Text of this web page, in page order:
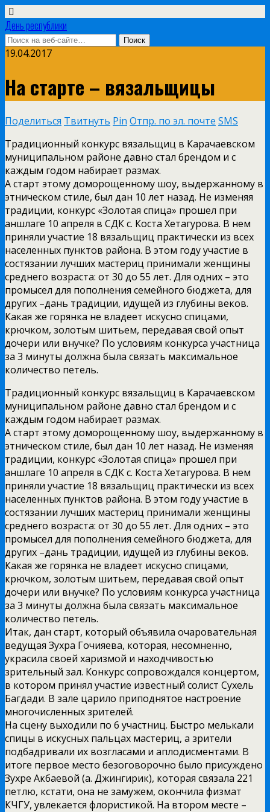
День республики
19.04.2017
На старте – вязальщицы
Поделиться Твитнуть Pin Отпр. по эл. почте SMS
Традиционный конкурс вязальщиц в Карачаевском
муниципальном районе давно стал брендом и с
каждым годом набирает размах.
А старт этому доморощенному шоу, выдержанному в
этническом стиле, был дан 10 лет назад. Не изменяя
традиции, конкурс «Золотая спица» прошел при
аншлаге 10 апреля в СДК с. Коста Хетагурова. В нем
приняли участие 18 вязальщиц практически из всех
населенных пунктов района. В этом году участие в
состязании лучших мастериц принимали женщины
среднего возраста: от 30 до 55 лет. Для одних – это
промысел для пополнения семейного бюджета, для
других –дань традиции, идущей из глубины веков.
Какая же горянка не владеет искусно спицами,
крючком, золотым шитьем, передавая свой опыт
дочери или внучке? По условиям конкурса участница
за 3 минуты должна была связать максимальное
количество петель.
Традиционный конкурс вязальщиц в Карачаевском
муниципальном районе давно стал брендом и с
каждым годом набирает размах.
А старт этому доморощенному шоу, выдержанному в
этническом стиле, был дан 10 лет назад. Не изменяя
традиции, конкурс «Золотая спица» прошел при
аншлаге 10 апреля в СДК с. Коста Хетагурова. В нем
приняли участие 18 вязальщиц практически из всех
населенных пунктов района. В этом году участие в
состязании лучших мастериц принимали женщины
среднего возраста: от 30 до 55 лет. Для одних – это
промысел для пополнения семейного бюджета, для
других –дань традиции, идущей из глубины веков.
Какая же горянка не владеет искусно спицами,
крючком, золотым шитьем, передавая свой опыт
дочери или внучке? По условиям конкурса участница
за 3 минуты должна была связать максимальное
количество петель.
Итак, дан старт, который объявила очаровательная
ведущая Зухра Гочияева, которая, несомненно,
украсила своей харизмой и находчивостью
зрительный зал. Конкурс сопровождался концертом,
в котором принял участие известный солист Сухель
Багдади. В зале царило приподнятое настроение
многочисленных зрителей.
На сцену выходили по 6 участниц. Быстро мелькали
спицы в искусных пальцах мастериц, а зрители
подбадривали их возгласами и аплодисментами. В
итоге первое место безоговорочно было присуждено
Зухре Акбаевой (а. Джингирик), которая связала 221
петлю, кстати, она не замужем, окончила физмат
КЧГУ, увлекается флористикой. На втором месте –